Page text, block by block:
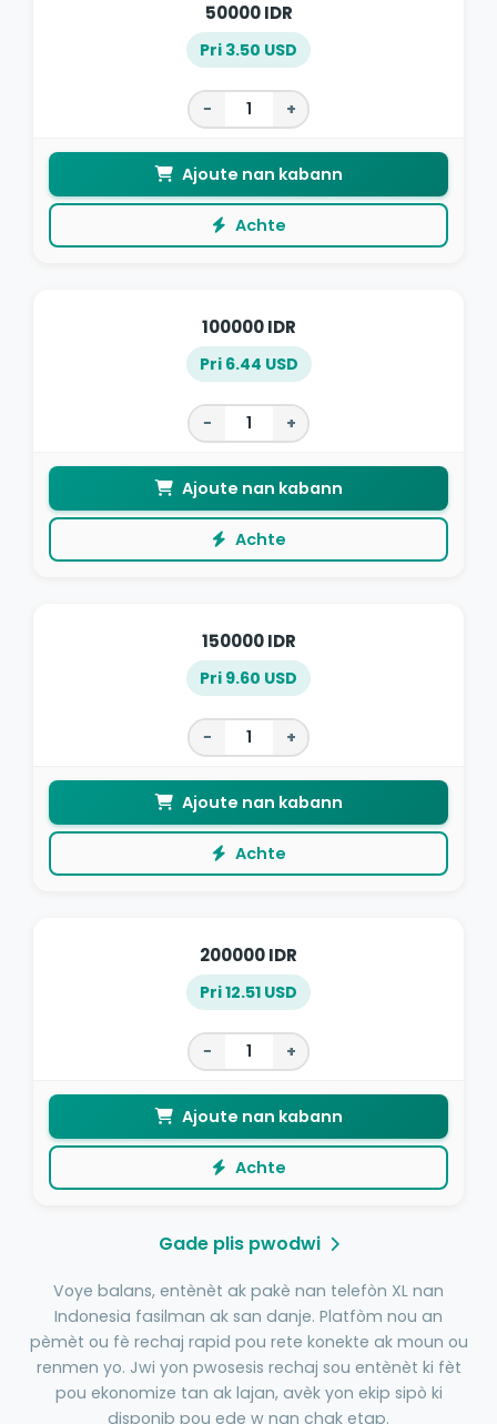
50000 IDR
Pri 3.50 USD
− +
Ajoute nan kabann
Achte
100000 IDR
Pri 6.44 USD
− +
Ajoute nan kabann
Achte
150000 IDR
Pri 9.60 USD
− +
Ajoute nan kabann
Achte
200000 IDR
Pri 12.51 USD
− +
Ajoute nan kabann
Achte
Gade plis pwodwi
Voye balans, entènèt ak pakè nan telefòn XL nan
Indonesia fasilman ak san danje. Platfòm nou an
pèmèt ou fè rechaj rapid pou rete konekte ak moun ou
renmen yo. Jwi yon pwosesis rechaj sou entènèt ki fèt
pou ekonomize tan ak lajan, avèk yon ekip sipò ki
disponib pou ede w nan chak etap.